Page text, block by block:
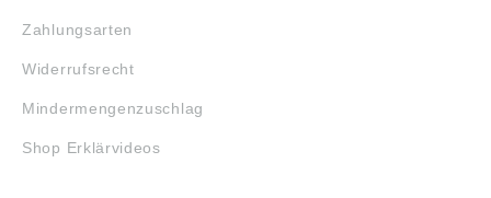
Zahlungsarten
Widerrufsrecht
Mindermengenzuschlag
Shop Erklärvideos